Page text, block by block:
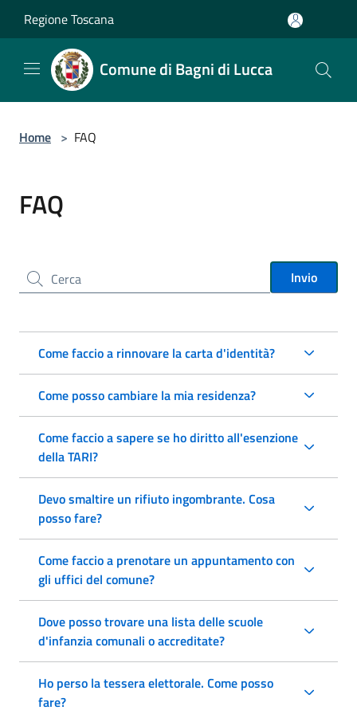
Regione Toscana
Comune di Bagni di Lucca
Home > FAQ
FAQ
Cerca nel sito Invio
Come faccio a rinnovare la carta d'identità?
Come posso cambiare la mia residenza?
Come faccio a sapere se ho diritto all'esenzione
della TARI?
Devo smaltire un rifiuto ingombrante. Cosa
posso fare?
Come faccio a prenotare un appuntamento con
gli uffici del comune?
Dove posso trovare una lista delle scuole
d'infanzia comunali o accreditate?
Ho perso la tessera elettorale. Come posso
fare?